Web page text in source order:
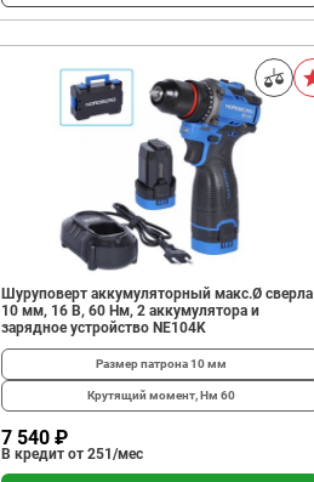
Шуруповерт аккумуляторный макс.Ø сверла
10 мм, 16 В, 60 Нм, 2 аккумулятора и
зарядное устройство NE104K
Размер патрона10 мм
Крутящий момент, Нм 60
7 540 ₽
В кредит от 251/мес